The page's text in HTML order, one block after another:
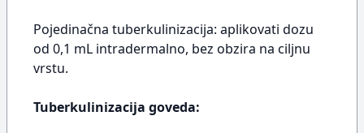
Pojedinačna tuberkulinizacija: aplikovati dozu
od 0,1 mL intradermalno, bez obzira na ciljnu
vrstu.
Tuberkulinizacija goveda: